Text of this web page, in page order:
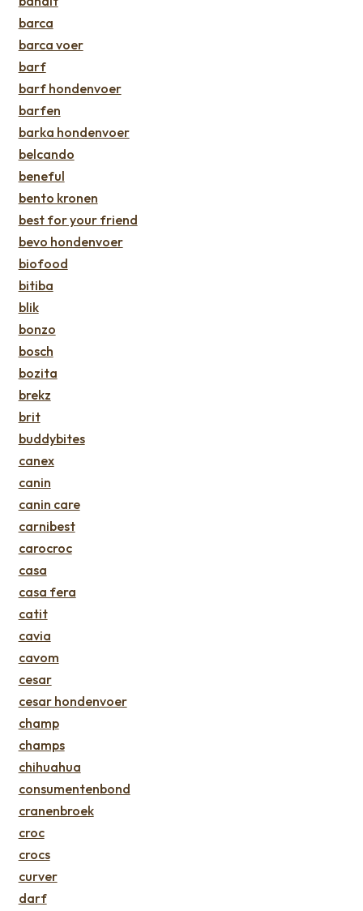
barca
barca voer
barf
barf hondenvoer
barfen
barka hondenvoer
belcando
beneful
bento kronen
best for your friend
bevo hondenvoer
biofood
bitiba
blik
bonzo
bosch
bozita
brekz
brit
buddybites
canex
canin
canin care
carnibest
carocroc
casa
casa fera
catit
cavia
cavom
cesar
cesar hondenvoer
champ
champs
chihuahua
consumentenbond
cranenbroek
croc
crocs
curver
darf